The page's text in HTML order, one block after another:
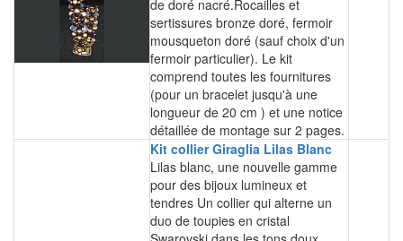
de doré nacré.Rocailles et
sertissures bronze doré, fermoir
mousqueton doré (sauf choix d'un
fermoir particulier). Le kit
comprend toutes les fournitures
(pour un bracelet jusqu'à une
longueur de 20 cm ) et une notice
détaillée de montage sur 2 pages.
Kit collier Giraglia Lilas Blanc
Lilas blanc, une nouvelle gamme
pour des bijoux lumineux et
tendres Un collier qui alterne un
duo de toupies en cristal